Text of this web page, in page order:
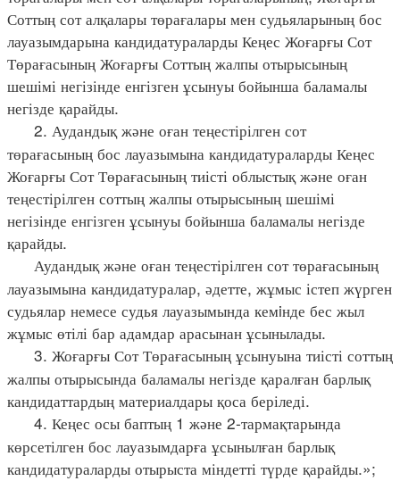
Соттың сот алқалары төрағалары мен судьяларының бос
лауазымдарына кандидатураларды Кеңес Жоғарғы Сот
Төрағасының Жоғарғы Соттың жалпы отырысының
шешімі негізінде енгізген ұсынуы бойынша баламалы
негізде қарайды.
2. Аудандық және оған теңестірілген сот
төрағасының бос лауазымына кандидатураларды Кеңес
Жоғарғы Сот Төрағасының тиісті облыстық және оған
теңестірілген соттың жалпы отырысының шешімі
негізінде енгізген ұсынуы бойынша баламалы негізде
қарайды.
Аудандық және оған теңестірілген сот төрағасының
лауазымына кандидатуралар, әдетте, жұмыс істеп жүрген
судьялар немесе судья лауазымында кемiнде бес жыл
жұмыс өтілі бар адамдар арасынан ұсынылады.
3. Жоғарғы Сот Төрағасының ұсынуына тиісті соттың
жалпы отырысында баламалы негізде қаралған барлық
кандидаттардың материалдары қоса беріледі.
4. Кеңес осы баптың 1 және 2-тармақтарында
көрсетілген бос лауазымдарға ұсынылған барлық
кандидатураларды отырыста міндетті түрде қарайды.»;